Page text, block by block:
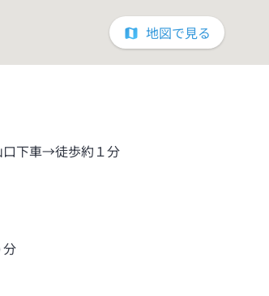
地図で見る
口下車→徒歩約１分
分